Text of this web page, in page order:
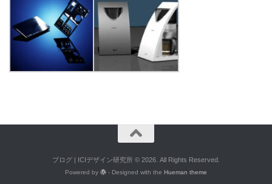
ブログ | ICIデザイン研究所 © 2026. All Rights Reserved.
Powered by - Designed with the Hueman theme